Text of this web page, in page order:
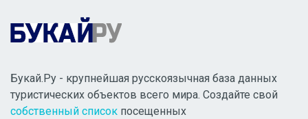
Букай.Ру - крупнейшая русскоязычная база данных
туристических объектов всего мира. Создайте свой
собственный список посещенных